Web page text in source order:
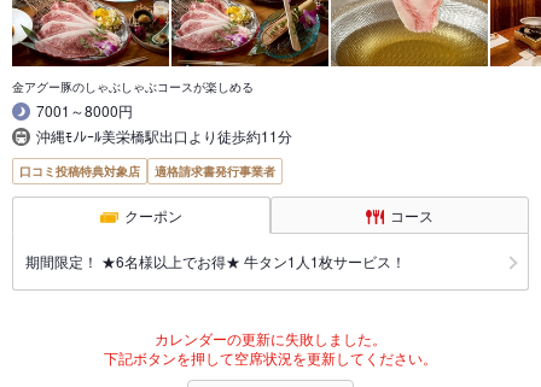
金アグー豚のしゃぶしゃぶコースが楽しめる
7001～8000円
沖縄ﾓﾉﾚｰﾙ美栄橋駅出口より徒歩約11分
口コミ投稿特典対象店 適格請求書発行事業者
クーポン コース
期間限定！ ★6名様以上でお得★ 牛タン1人1枚サービス！
カレンダーの更新に失敗しました。
下記ボタンを押して空席状況を更新してください。